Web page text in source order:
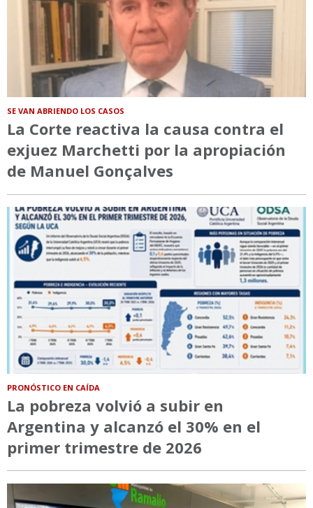
SE VAN ABRIENDO LOS CASOS
La Corte reactiva la causa contra el
exjuez Marchetti por la apropiación
de Manuel Gonçalves
PRONÓSTICO EN CAÍDA
La pobreza volvió a subir en
Argentina y alcanzó el 30% en el
primer trimestre de 2026